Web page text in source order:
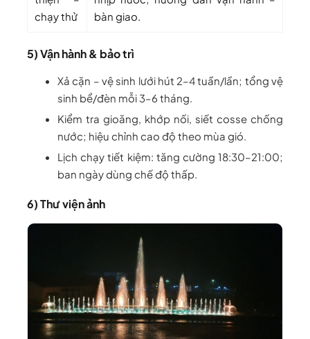
chạy thử
bàn giao.
5) Vận hành & bảo trì
Xả cặn – vệ sinh lưới hút 2–4 tuần/lần; tổng vệ
sinh bể/đèn mỗi 3–6 tháng.
Kiểm tra gioăng, khớp nối, siết cosse chống
nước; hiệu chỉnh cao độ theo mùa gió.
Lịch chạy tiết kiệm: tăng cường 18:30–21:00;
ban ngày dùng chế độ thấp.
6) Thư viện ảnh